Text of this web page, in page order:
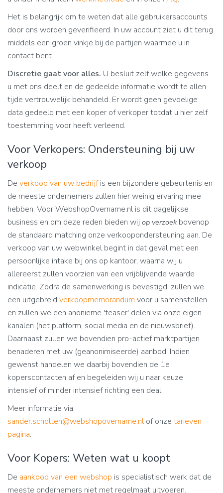
Het is belangrijk om te weten dat alle gebruikersaccounts
door ons worden geverifieerd. In uw account ziet u dit terug
middels een groen vinkje bij de partijen waarmee u in
contact bent.
Discretie gaat voor alles. U besluit zelf welke gegevens
u met ons deelt en de gedeelde informatie wordt te allen
tijde vertrouwelijk behandeld. Er wordt geen gevoelige
data gedeeld met een koper of verkoper totdat u hier zelf
toestemming voor heeft verleend.
Voor Verkopers: Ondersteuning bij uw
verkoop
De verkoop van uw bedrijfis een bijzondere gebeurtenis en
de meeste ondernemers zullen hier weinig ervaring mee
hebben. Voor WebshopOvername.nl is dit dagelijkse
business en om deze reden bieden wij op verzoek bovenop
de standaard matching onze verkoopondersteuning aan. De
verkoop van uw webwinkel begint in dat geval met een
persoonlijke intake bij ons op kantoor, waarna wij u
allereerst zullen voorzien van een vrijblijvende waarde
indicatie. Zodra de samenwerking is bevestigd, zullen we
een uitgebreid verkoopmemorandum voor u samenstellen
en zullen we een anonieme 'teaser' delen via onze eigen
kanalen (het platform, social media en de nieuwsbrief).
Daarnaast zullen we bovendien pro-actief marktpartijen
benaderen met uw (geanonimiseerde) aanbod. Indien
gewenst handelen we daarbij bovendien de 1e
koperscontacten af en begeleiden wij u naar keuze
intensief of minder intensief richting een deal.
Meer informatie via
sander.scholten@webshopovername.nlof onze tarieven
pagina.
Voor Kopers: Weten wat u koopt
De aankoop van een webshop is specialistisch werk dat de
meeste ondernemers niet met regelmaat uitvoeren.